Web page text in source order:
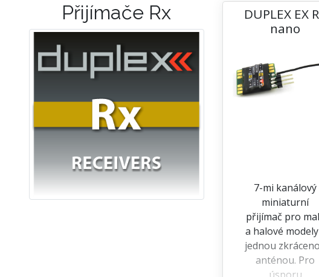
Přijímače Rx
DUPLEX EX
nano
7-mi kanálový
miniaturní
přijímač pro
a halové
jednou
anténou. Pro